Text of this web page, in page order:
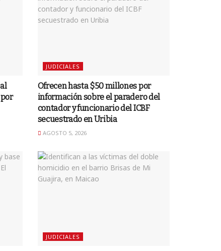
JUDICIALES
Ofrecen hasta $50 millones por
información sobre el paradero del
contador y funcionario del ICBF
secuestrado en Uribia
AGOSTO 5, 2026
JUDICIALES